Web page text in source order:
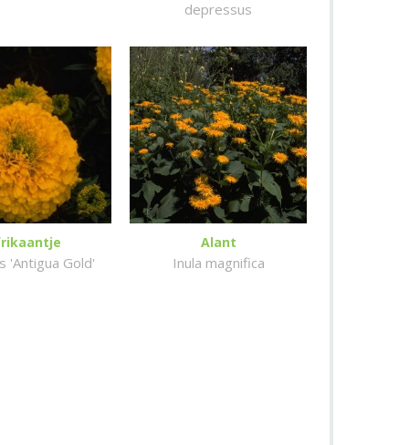
depressus
'Antigua Gold'
Alant
Inula magnifica